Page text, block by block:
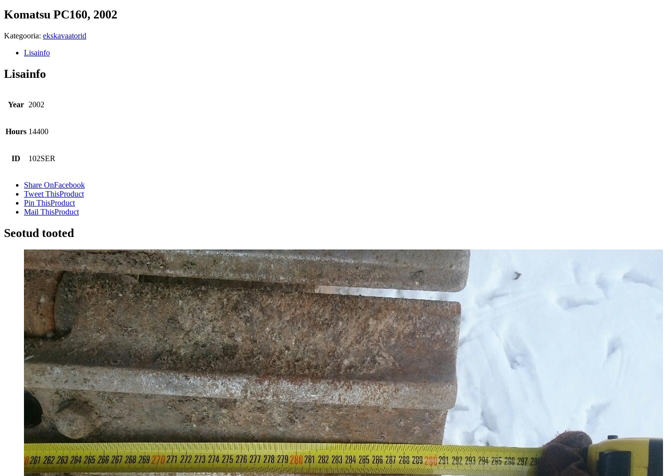
Komatsu PC160, 2002
Kategooria: ekskavaatorid
Lisainfo
Lisainfo
Year 2002
Hours 14400
ID 102SER
Share OnFacebook
Tweet ThisProduct
Pin ThisProduct
Mail ThisProduct
Seotud tooted